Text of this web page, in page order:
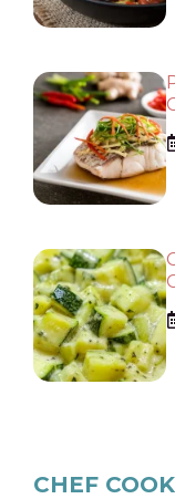
CHEF